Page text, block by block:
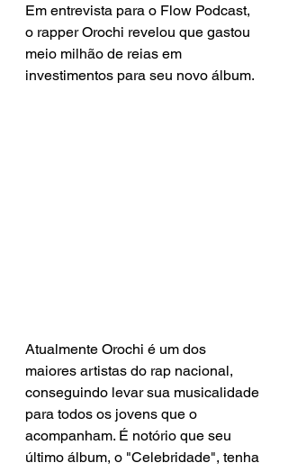
Em entrevista para o Flow Podcast,
o rapper Orochi revelou que gastou
meio milhão de reias em
investimentos para seu novo álbum.
Atualmente Orochi é um dos
maiores artistas do rap nacional,
conseguindo levar sua musicalidade
para todos os jovens que o
acompanham. É notório que seu
último álbum, o "Celebridade", tenha